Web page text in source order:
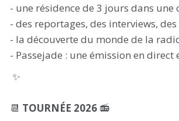
- une résidence de 3 jours dans une
- des reportages, des interviews,
- la découverte du monde de la
- Passejade : une émission en
✨
📆 TOURNÉE 2026 📻